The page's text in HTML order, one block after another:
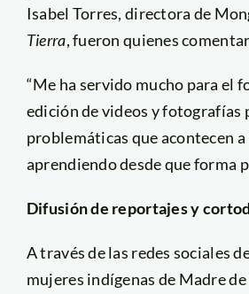
Isabel Torres, directora de
Tierra, fueron quienes
“Me ha servido mucho para el
edición de videos y fotografías
problemáticas que acontecen
aprendiendo desde que forma
Difusión de reportajes y
A través de las redes sociales
mujeres indígenas de Madre